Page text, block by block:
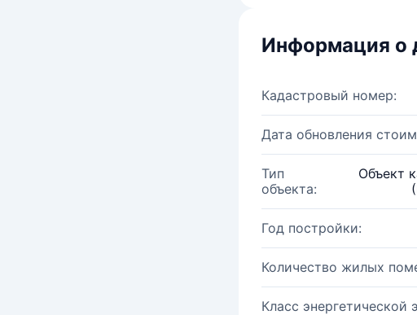
Информация о
Кадастровый номер:
Дата обновления
Тип
объекта:
Объект
Год постройки:
Количество жилых
Класс энергетической